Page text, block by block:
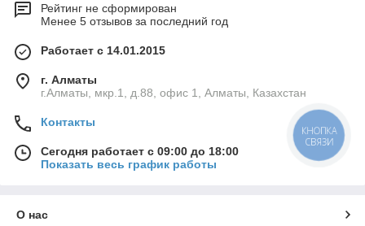
Рейтинг не сформирован
Менее 5 отзывов за последний год
Работает с 14.01.2015
г. Алматы
г.Алматы, мкр.1, д.88, офис 1, Алматы, Казахстан
Контакты
Сегодня работает с 09:00 до 18:00
Показать весь график работы
О нас
КНОПКА
СВЯЗИ